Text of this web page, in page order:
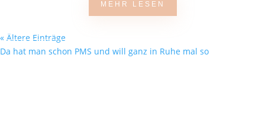
MEHR LESEN
« Ältere Einträge
Da hat man schon PMS und will ganz in Ruhe mal so